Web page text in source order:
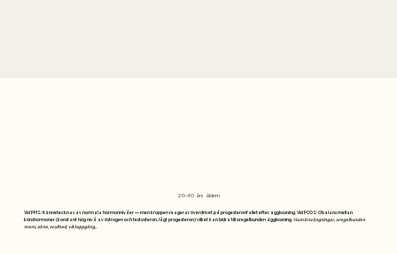
20-40 års åldern
Vid PMS: Kännetecknas av normala hormonnivåer — men kroppen reagerar överdrivet på progesteronfallet efter ägglossning. Vid PCOS: Obalans mellan
könshormoner (konstant hög nivå av östrogen och testosteron, lågt progesteron) vilket kan bidra till oregelbunden ägglossning. Humörsvängningar, oregelbunden
mens, akne, svullnad, viktuppgång,.